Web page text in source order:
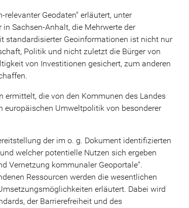
relevanter Geodaten" erläutert, unter
Sachsen-Anhalt, die Mehrwerte der
standardisierter Geoinformationen ist nicht nur
Politik und nicht zuletzt die Bürger von
von Investitionen gesichert, zum anderen
ermittelt, die von den Kommunen des Landes
europäischen Umweltpolitik von besonderer
der im o. g. Dokument identifizierten
welcher potentielle Nutzen sich ergeben
Vernetzung kommunaler Geoportale".
Ressourcen werden die wesentlichen
erläutert. Dabei wird
der Barrierefreiheit und des